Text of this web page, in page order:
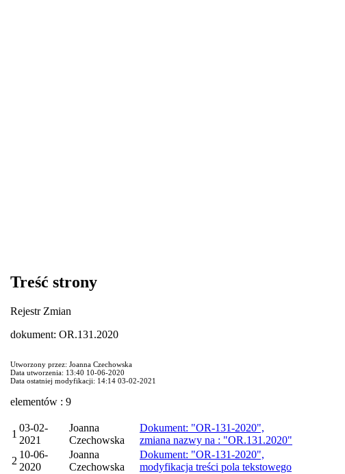
Treść strony
Rejestr Zmian
dokument: OR.131.2020
Utworzony przez: Joanna Czechowska
Data utworzenia: 13:40 10-06-2020
Data ostatniej modyfikacji: 14:14 03-02-2021
elementów : 9
1
03-02-
2021
Joanna
Czechowska
Dokument: "OR-131-2020",
zmiana nazwy na : "OR.131.2020"
2
10-06-
2020
Joanna
Czechowska
Dokument: "OR-131-2020",
modyfikacja treści pola tekstowego